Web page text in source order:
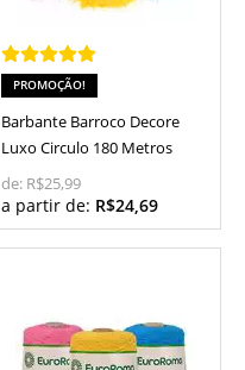
PROMOÇÃO!
Barbante Barroco Decore
Luxo Circulo 180 Metros
de: R$25,99
a partir de: R$24,69